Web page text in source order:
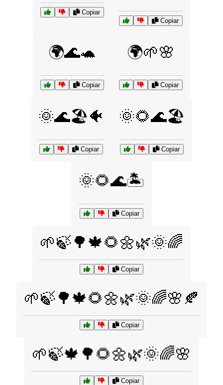
Copiar
Copiar
🌍🌊🐢
Copiar
🌍🌱🌸
Copiar
🌞🌊🏖️🐠
Copiar
🌞🌻🌊🏖️
Copiar
🌞🌻🌊🏝️
Copiar
🌱🍃🌳🍁🌻🌼🌿🌞🌈
Copiar
🌱🍃🌳🍁🌻🌼🌿🌞🌈🌸🍂
Copiar
🌱🍃🍁🌳🌻🌼🌿🌞🌈🌸
Copiar